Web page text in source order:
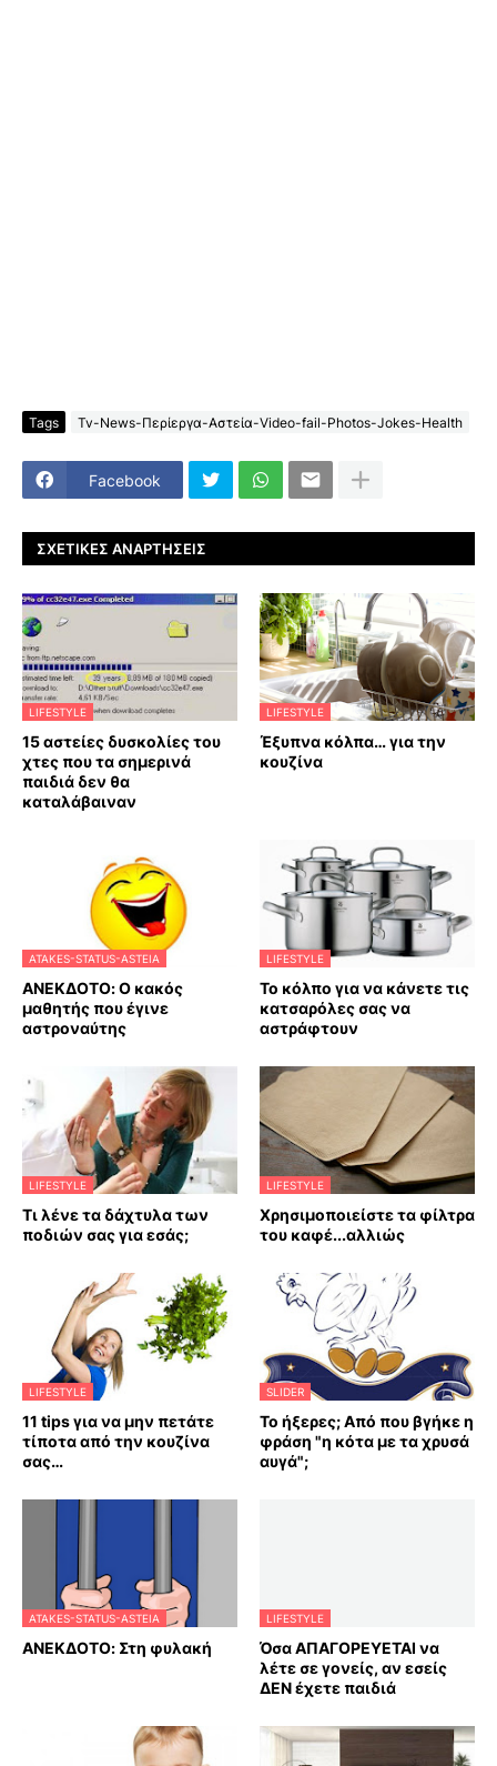
Tags Tv-News-Περίεργα-Αστεία-Video-fail-Photos-Jokes-Health
Facebook
ΣΧΕΤΙΚΈΣ ΑΝΑΡΤΉΣΕΙΣ
LIFESTYLE
15 αστείες δυσκολίες του
χτες που τα σημερινά
παιδιά δεν θα
καταλάβαιναν
LIFESTYLE
Έξυπνα κόλπα… για την
κουζίνα
ATAKES-STATUS-ASTEIA
ΑΝΕΚΔΟΤΟ: Ο κακός
μαθητής που έγινε
αστροναύτης
LIFESTYLE
Το κόλπο για να κάνετε τις
κατσαρόλες σας να
αστράφτουν
LIFESTYLE
Τι λένε τα δάχτυλα των
ποδιών σας για εσάς;
LIFESTYLE
Χρησιμοποιείστε τα φίλτρα
του καφέ...αλλιώς
LIFESTYLE
11 tips για να μην πετάτε
τίποτα από την κουζίνα
σας…
SLIDER
Το ήξερες; Από που βγήκε η
φράση "η κότα με τα χρυσά
αυγά";
ATAKES-STATUS-ASTEIA
ΑΝΕΚΔΟΤΟ: Στη φυλακή
LIFESTYLE
Όσα ΑΠΑΓΟΡΕΥΕΤΑΙ να
λέτε σε γονείς, αν εσείς
ΔΕΝ έχετε παιδιά